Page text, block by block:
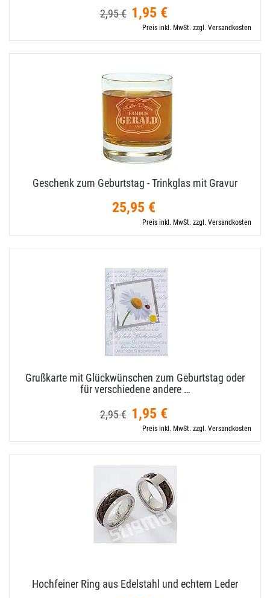
2,95 € 1,95 €
Preis inkl. MwSt. zzgl. Versandkosten
Geschenk zum Geburtstag - Trinkglas mit Gravur
25,95 €
Preis inkl. MwSt. zzgl. Versandkosten
Grußkarte mit Glückwünschen zum Geburtstag oder
für verschiedene andere …
2,95 € 1,95 €
Preis inkl. MwSt. zzgl. Versandkosten
Hochfeiner Ring aus Edelstahl und echtem Leder